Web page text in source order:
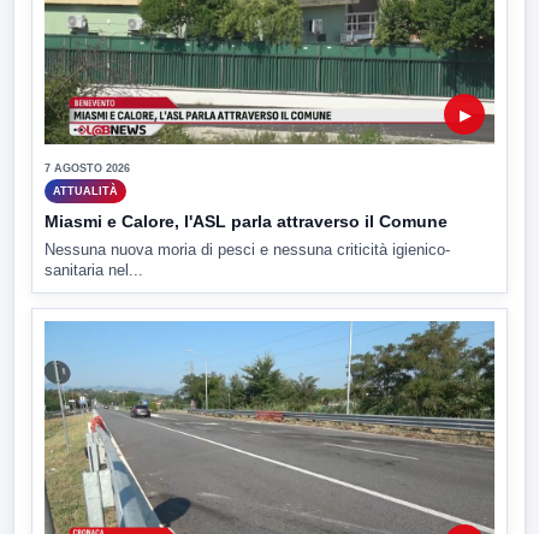
▶
7 AGOSTO 2026
ATTUALITÀ
Miasmi e Calore, l'ASL parla attraverso il Comune
Nessuna nuova moria di pesci e nessuna criticità igienico-
sanitaria nel...